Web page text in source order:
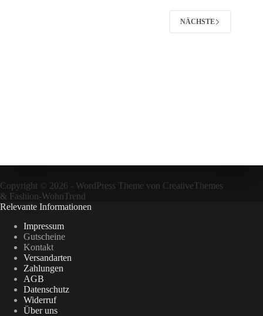
NÄCHSTE
Copyright © 2026 - WordPress Theme von CreativeThemes
& Fashion-WohnTrend
Relevante Informationen
Impressum
Gutscheine
Kontakt
Versandarten
Zahlungen
AGB
Datenschutz
Widerruf
Über uns